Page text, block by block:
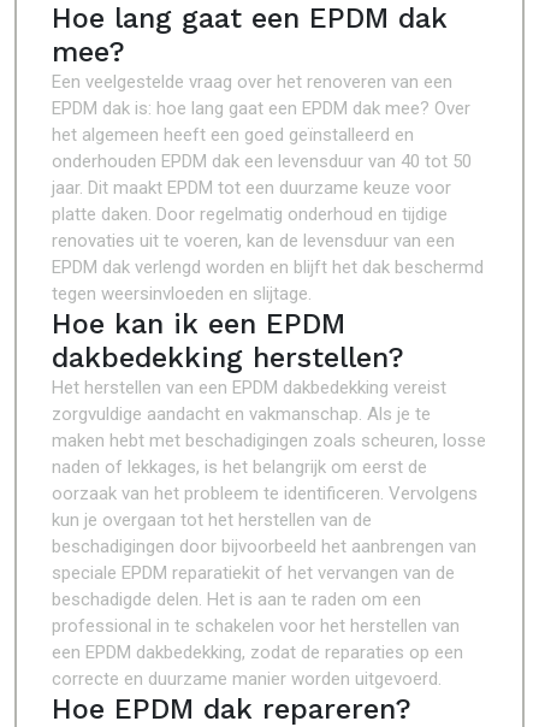
Hoe lang gaat een EPDM dak
mee?
Een veelgestelde vraag over het renoveren van een
EPDM dak is: hoe lang gaat een EPDM dak mee? Over
het algemeen heeft een goed geïnstalleerd en
onderhouden EPDM dak een levensduur van 40 tot 50
jaar. Dit maakt EPDM tot een duurzame keuze voor
platte daken. Door regelmatig onderhoud en tijdige
renovaties uit te voeren, kan de levensduur van een
EPDM dak verlengd worden en blijft het dak beschermd
tegen weersinvloeden en slijtage.
Hoe kan ik een EPDM
dakbedekking herstellen?
Het herstellen van een EPDM dakbedekking vereist
zorgvuldige aandacht en vakmanschap. Als je te
maken hebt met beschadigingen zoals scheuren, losse
naden of lekkages, is het belangrijk om eerst de
oorzaak van het probleem te identificeren. Vervolgens
kun je overgaan tot het herstellen van de
beschadigingen door bijvoorbeeld het aanbrengen van
speciale EPDM reparatiekit of het vervangen van de
beschadigde delen. Het is aan te raden om een
professional in te schakelen voor het herstellen van
een EPDM dakbedekking, zodat de reparaties op een
correcte en duurzame manier worden uitgevoerd.
Hoe EPDM dak repareren?